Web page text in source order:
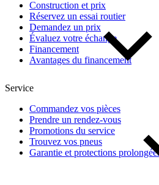
Construction et prix
Réservez un essai routier
Demandez un prix
Évaluez votre échange
Financement
Avantages du financement
Service
Commandez vos pièces
Prendre un rendez-vous
Promotions du service
Trouvez vos pneus
Garantie et protections prolongées